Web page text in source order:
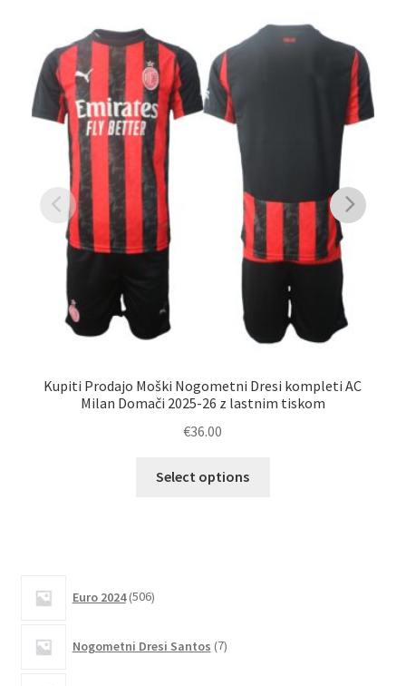
Kupiti Prodajo Moški Nogometni Dresi kompleti AC
Milan Domači 2025-26 z lastnim tiskom
€36.00
Select options
Euro 2024 506izdelkov
Nogometni Dresi Santos 7izdelkov